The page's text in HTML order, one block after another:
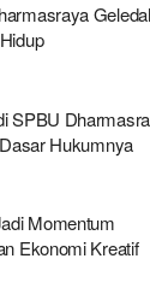
SPBU
Hukumnya
Momentum
Ekonomi Kreatif